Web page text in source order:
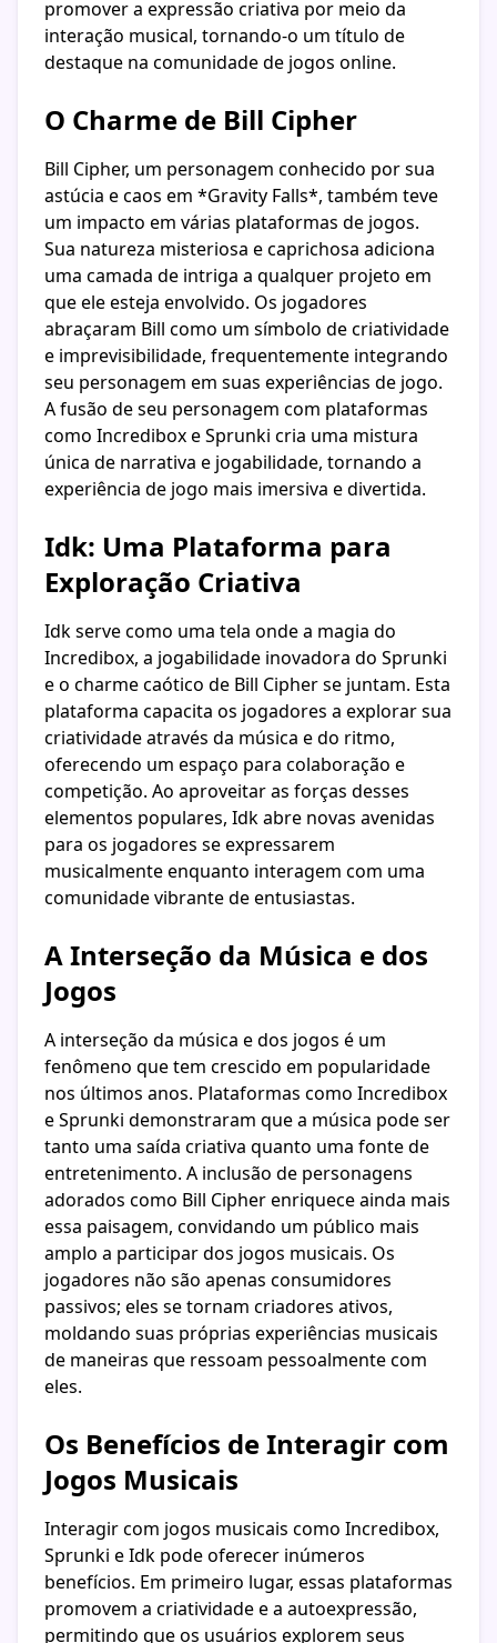
promover a expressão criativa por meio da
interação musical, tornando-o um título de
destaque na comunidade de jogos online.
O Charme de Bill Cipher
Bill Cipher, um personagem conhecido por sua
astúcia e caos em *Gravity Falls*, também teve
um impacto em várias plataformas de jogos.
Sua natureza misteriosa e caprichosa adiciona
uma camada de intriga a qualquer projeto em
que ele esteja envolvido. Os jogadores
abraçaram Bill como um símbolo de criatividade
e imprevisibilidade, frequentemente integrando
seu personagem em suas experiências de jogo.
A fusão de seu personagem com plataformas
como Incredibox e Sprunki cria uma mistura
única de narrativa e jogabilidade, tornando a
experiência de jogo mais imersiva e divertida.
Idk: Uma Plataforma para
Exploração Criativa
Idk serve como uma tela onde a magia do
Incredibox, a jogabilidade inovadora do Sprunki
e o charme caótico de Bill Cipher se juntam. Esta
plataforma capacita os jogadores a explorar sua
criatividade através da música e do ritmo,
oferecendo um espaço para colaboração e
competição. Ao aproveitar as forças desses
elementos populares, Idk abre novas avenidas
para os jogadores se expressarem
musicalmente enquanto interagem com uma
comunidade vibrante de entusiastas.
A Interseção da Música e dos
Jogos
A interseção da música e dos jogos é um
fenômeno que tem crescido em popularidade
nos últimos anos. Plataformas como Incredibox
e Sprunki demonstraram que a música pode ser
tanto uma saída criativa quanto uma fonte de
entretenimento. A inclusão de personagens
adorados como Bill Cipher enriquece ainda mais
essa paisagem, convidando um público mais
amplo a participar dos jogos musicais. Os
jogadores não são apenas consumidores
passivos; eles se tornam criadores ativos,
moldando suas próprias experiências musicais
de maneiras que ressoam pessoalmente com
eles.
Os Benefícios de Interagir com
Jogos Musicais
Interagir com jogos musicais como Incredibox,
Sprunki e Idk pode oferecer inúmeros
benefícios. Em primeiro lugar, essas plataformas
promovem a criatividade e a autoexpressão,
permitindo que os usuários explorem seus